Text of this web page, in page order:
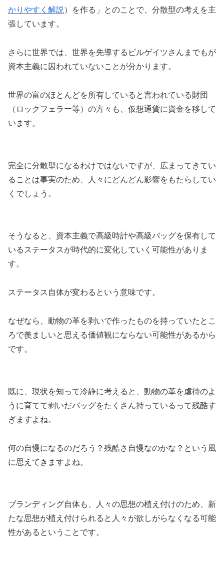
かりやすく解説 ）を作る」とのことで、分散型の考えを主
張しています。
さらに世界では、世界を先導するビルゲイツさんまでもが
資本主義に囚われていないことが分かります。
世界の富のほとんどを所有していると言われている財団
（ロックフェラー等）の方々も、仮想通貨に資金を移して
います。
完全に分散型になるわけではないですが、広まってきてい
ることは事実のため、人々にどんどん影響をもたらしてい
くでしょう。
そうなると、資本主義で高級時計や高級バッグを保有して
いるステータスが時代的に変化していく可能性がありま
す。
ステータス自体が変わるという意味です。
なぜなら、動物の革を剥いで作ったものを持っていたとこ
ろで羨ましいと思える価値観にならない可能性があるから
です。
既に、現状を知って冷静に考えると、動物の革を虐待のよ
うに育てて剥いだバッグをたくさん持っているって残酷す
ぎますよね。
何の自慢になるのだろう？残酷さ自慢なのかな？という風
に思えてきますよね。
ブランディング自体も、人々の思想の植え付けのため、新
たな思想が植え付けられると人々が欲しがらなくなる可能
性があるということです。